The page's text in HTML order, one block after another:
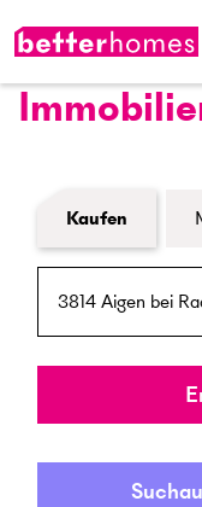
Formular
Kaufen
PLZ / Ort
Umkreis